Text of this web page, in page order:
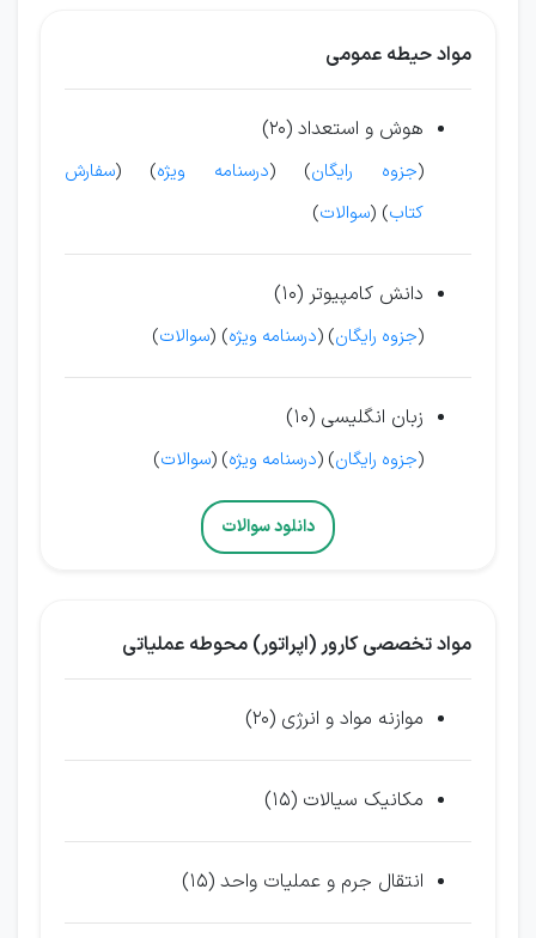
مواد حیطه عمومی
هوش و استعداد (20)
(جزوه رایگان) (درسنامه ویژه) (سفارش
کتاب) (سوالات)
دانش کامپیوتر (10)
(جزوه رایگان) (درسنامه ویژه) (سوالات)
زبان انگلیسی (10)
(جزوه رایگان) (درسنامه ویژه) (سوالات)
دانلود سوالات
مواد تخصصی كارور (اپراتور) محوطه عملياتی
موازنه مواد و انرژی (20)
مکانیک سیالات (15)
انتقال جرم و عملیات واحد (15)